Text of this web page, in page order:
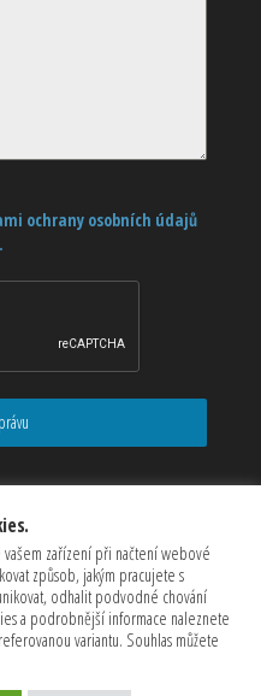
ochrany osobních údajů
zařízení při načtení webové
způsob, jakým pracujete s
odhalit podvodné chování
a podrobnější informace naleznete
variantu. Souhlas můžete